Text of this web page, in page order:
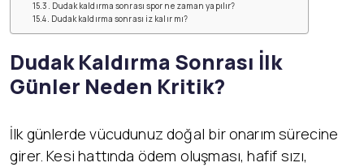
Dudak kaldırma sonrası spor ne zaman yapılır?
Dudak kaldırma sonrası iz kalır mı?
Dudak Kaldırma Sonrası İlk
Günler Neden Kritik?
İlk günlerde vücudunuz doğal bir onarım sürecine
girer. Kesi hattında ödem oluşması, hafif sızı,